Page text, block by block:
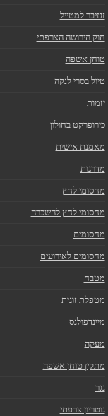
זנזיבר למטייל
חוק הירושה הצרפתי
טוחן אשפה
טיול בסרי לנקה
יזמות
כירופרקט בחולון
מאמנת אישית
מדרגות
מחסומי לחץ
מחסומי לחץ להשכרה
מחסומים
מחסומים לאירועים
מטבח
מטפלת זוגית
מיינדפולנס
מעקה
מתקין טוחן אשפה
נגר
נוטריון צרפתי